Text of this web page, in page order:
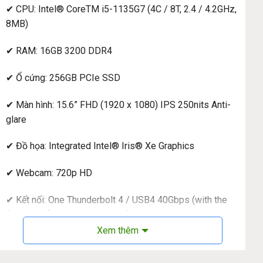
✔ CPU: Intel® CoreTM i5-1135G7 (4C / 8T, 2.4 / 4.2GHz,
8MB)
✔ RAM: 16GB 3200 DDR4
✔ Ổ cứng: 256GB PCIe SSD
✔ Màn hình: 15.6” FHD (1920 x 1080) IPS 250nits Anti-
glare
✔ Đồ họa: Integrated Intel® Iris® Xe Graphics
✔ Webcam: 720p HD
✔ Kết nối: One Thunderbolt 4 / USB4 40Gbps (with the
function of PD 3.0 and DP 1.4), one USB-C 3.2 Gen 2
(with the function of PD 3.0 and DP 1.4), two USB 3.2 Gen
1 (one Always On)
Xem thêm